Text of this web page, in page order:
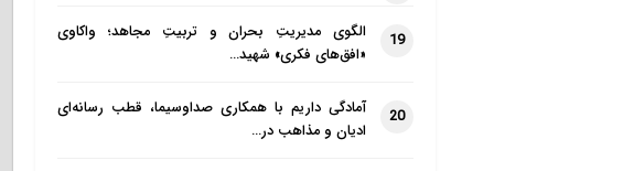
19
الگوی مدیریتِ بحران و تربیتِ مجاهد؛ واکاوی
«افق‌های فکری» شهید…
20
آمادگی داریم با همکاری صداوسیما، قطب رسانه‌ای
ادیان و مذاهب در…